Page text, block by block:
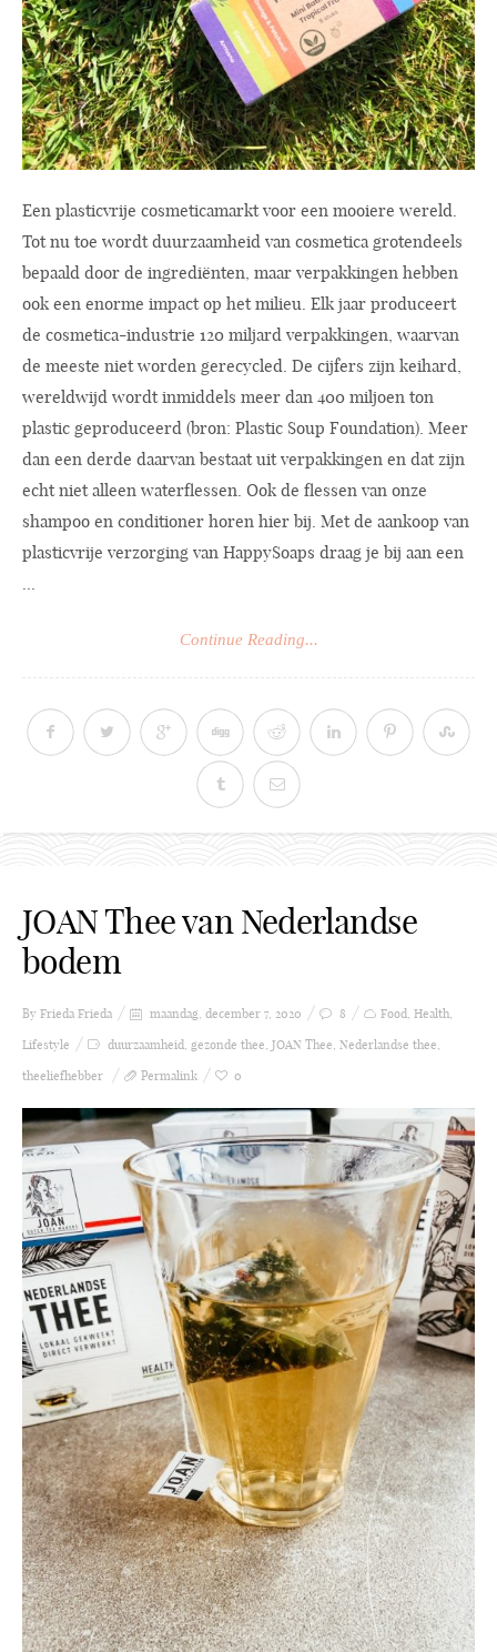
Een plasticvrije cosmeticamarkt voor een mooiere wereld.
Tot nu toe wordt duurzaamheid van cosmetica grotendeels
bepaald door de ingrediënten, maar verpakkingen hebben
ook een enorme impact op het milieu. Elk jaar produceert
de cosmetica-industrie 120 miljard verpakkingen, waarvan
de meeste niet worden gerecycled. De cijfers zijn keihard,
wereldwijd wordt inmiddels meer dan 400 miljoen ton
plastic geproduceerd (bron: Plastic Soup Foundation). Meer
dan een derde daarvan bestaat uit verpakkingen en dat zijn
echt niet alleen waterflessen. Ook de flessen van onze
shampoo en conditioner horen hier bij. Met de aankoop van
plasticvrije verzorging van HappySoaps draag je bij aan een
Continue Reading...
JOAN Thee van Nederlandse
bodem
By Frieda Frieda maandag, december 7, 2020 8 Food, Health,
Lifestyle
duurzaamheid, gezonde thee, JOAN Thee, Nederlandse thee,
theeliefhebber
Permalink 0